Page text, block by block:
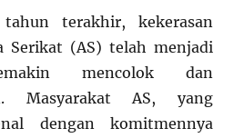
tahun terakhir, kekerasan
Serikat (AS) telah menjadi
mencolok dan
Masyarakat AS, yang
dengan komitmennya